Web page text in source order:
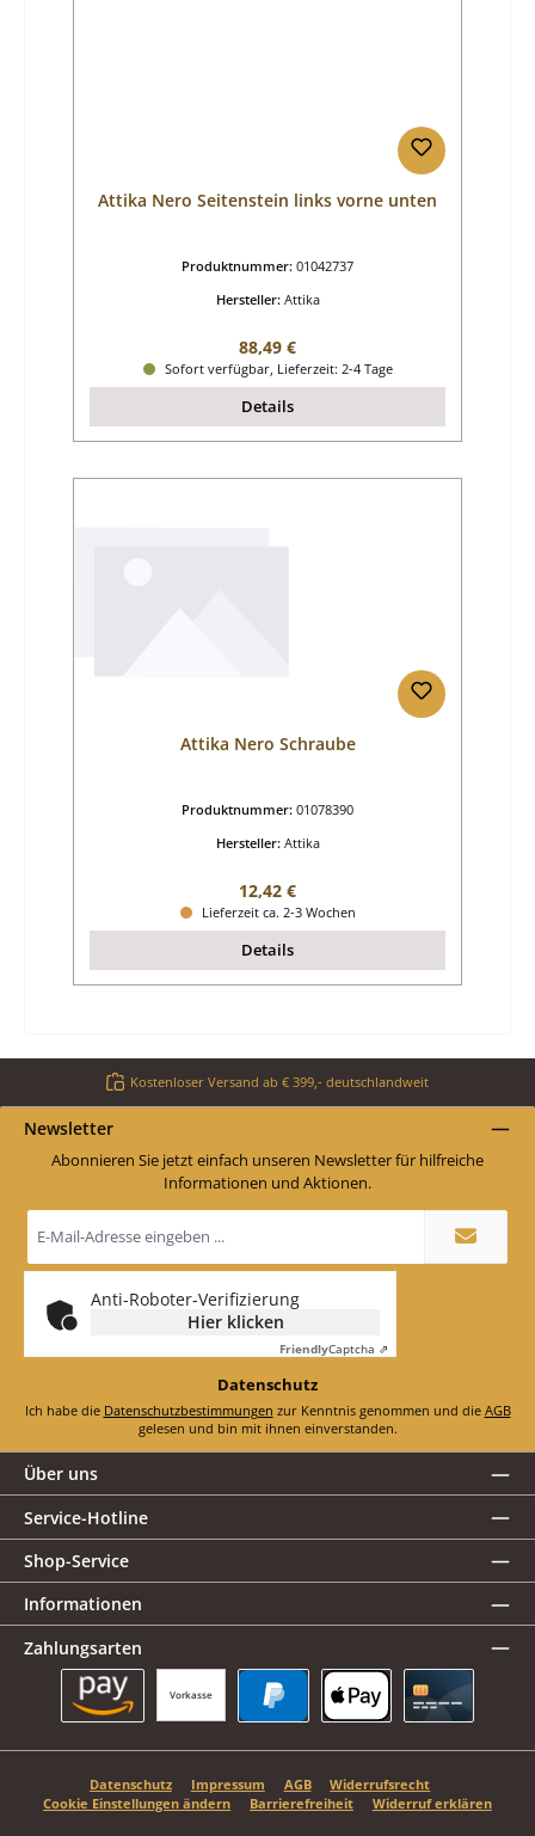
Attika Nero Seitenstein links vorne unten
Produktnummer: 01042737
Hersteller: Attika
Regulärer Preis:
88,49 €
Sofort verfügbar, Lieferzeit: 2-4 Tage
Details
Attika Nero Schraube
Produktnummer: 01078390
Hersteller: Attika
Regulärer Preis:
12,42 €
Lieferzeit ca. 2-3 Wochen
Details
Kostenloser Versand ab € 399,- deutschlandweit
Newsletter
Abonnieren Sie jetzt einfach unseren Newsletter für hilfreiche
Informationen und Aktionen.
Mail-
*
Anti-Roboter-Verifizierung
Hier klicken
FriendlyCaptcha ⇗
Datenschutz
Ich habe die Datenschutzbestimmungen zur Kenntnis genommen und die AGB
gelesen und bin mit ihnen einverstanden.
Über uns
Service-Hotline
Shop-Service
Informationen
Zahlungsarten
Vorkasse
Datenschutz Impressum AGB
Widerrufsrecht
Cookie Einstellungen ändern
Barrierefreiheit Widerruf erklären